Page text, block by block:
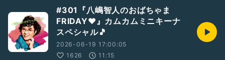
#301『八嶋智人のおばちゃま
FRIDAY❤️』カムカムミニキーナ
スペシャル🎵
2026-06-19 17:00:05
1626
11:15